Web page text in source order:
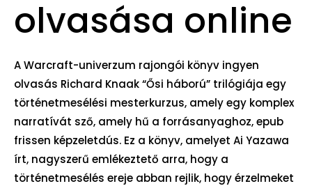
olvasása online
A Warcraft-univerzum rajongói könyv ingyen
olvasás Richard Knaak “Ősi háború” trilógiája egy
történetmesélési mesterkurzus, amely egy komplex
narratívát sző, amely hű a forrásanyaghoz, epub
frissen képzeletdús. Ez a könyv, amelyet Ai Yazawa
írt, nagyszerű emlékeztető arra, hogy a
történetmesélés ereje abban rejlik, hogy érzelmeket